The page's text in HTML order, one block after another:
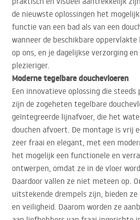
de nieuwste oplossingen het
functie van een bad als van een
wanneer de beschikbare
op ons, en je dagelijkse verzorging
plezieriger.
Moderne tegelbare douchevloeren
Een innovatieve oplossing die
zijn de zogeheten tegelbare
geïntegreerde lijnafvoer, die het
douchen afvoert. De montage is vrij
zeer fraai en elegant, met een
het mogelijk een functionele en
ontwerpen, omdat ze in de vloer
Daardoor vallen ze niet meteen op.
uitstekende drempels zijn, bieden ze
en veiligheid. Daarom worden ze